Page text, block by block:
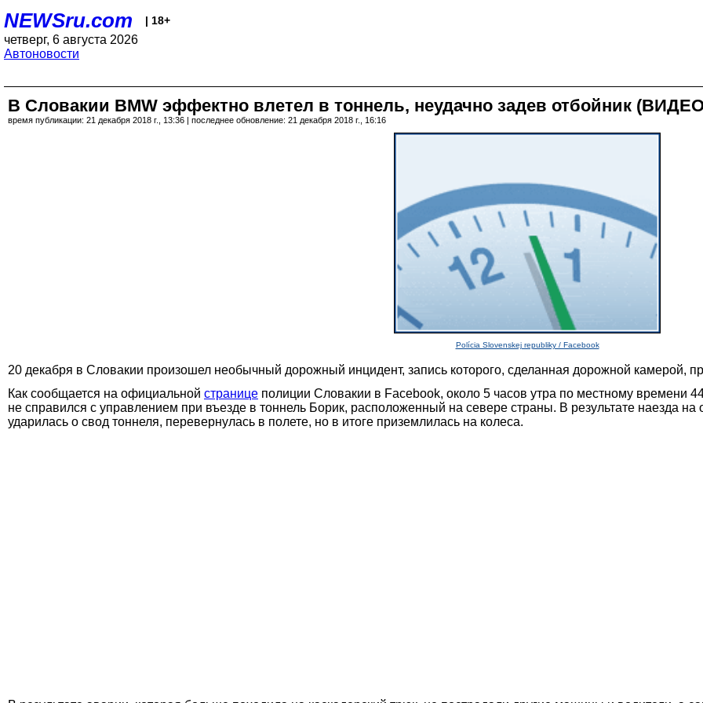
NEWSru.com | 18+
четверг, 6 августа 2026
Автоновости
В Словакии BMW эффектно влетел в тоннель, неудачно задев отбойник
время публикации: 21 декабря 2018 г., 13:36 | последнее обновление: 21 декабря 2018 г., 16:16
Polícia Slovenskej republiky / Facebook
20 декабря в Словакии произошел необычный дорожный инцидент, запись которого, сделанная дорожной камерой,
Как сообщается на официальной странице полиции Словакии в Facebook, около 5 часов утра по местному времени
не справился с управлением при въезде в тоннель Борик, расположенный на севере страны. В результате наезда на
ударилась о свод тоннеля, перевернулась в полете, но в итоге приземлилась на колеса.